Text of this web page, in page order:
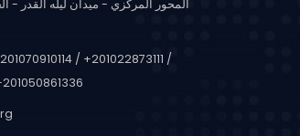
/ +201022873111 /